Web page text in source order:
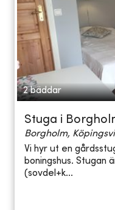
2 bäddar
Stuga i
Borgholm,
Vi hyr ut en
boningshus. Stugan
(sovdel+k...